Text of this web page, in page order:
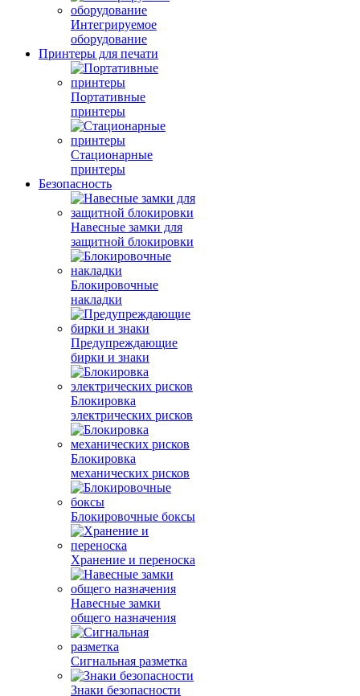
Интегрируемое
оборудование
Принтеры для печати
Портативные
принтеры
Стационарные
принтеры
Безопасность
Навесные замки для
защитной блокировки
Блокировочные
накладки
Предупреждающие
бирки и знаки
Блокировка
электрических рисков
Блокировка
механических рисков
Блокировочные боксы
Хранение и переноска
Навесные замки
общего назначения
Сигнальная разметка
Знаки безопасности